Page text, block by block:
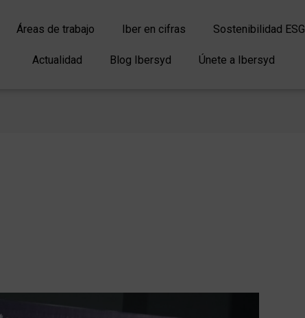
Áreas de trabajo Iber en cifras Sostenibilidad ESG
Actualidad Blog Ibersyd Únete a Ibersyd